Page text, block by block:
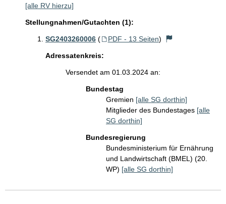
[alle RV hierzu]
Stellungnahmen/Gutachten (1):
SG2403260006 ( PDF - 13 Seiten)
Adressatenkreis:
Versendet am 01.03.2024 an:
Bundestag
Gremien [alle SG dorthin]
Mitglieder des Bundestages [alle
SG dorthin]
Bundesregierung
Bundesministerium für Ernährung
und Landwirtschaft (BMEL) (20.
WP) [alle SG dorthin]